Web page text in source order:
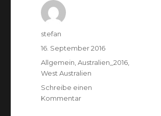
Autor
stefan
Veröffentlicht
am
16. September 2016
Kategorien
Allgemein,Australien_2016,
West Australien
Schreibe einen
Kommentarzu